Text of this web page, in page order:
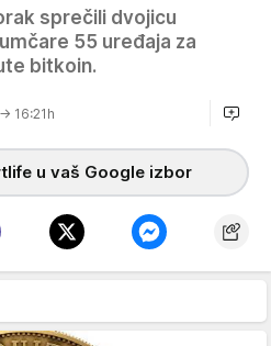
sprečili dvojicu
55 uređaja za
bitkoin.
→ 16:21h
u vaš Google izbor